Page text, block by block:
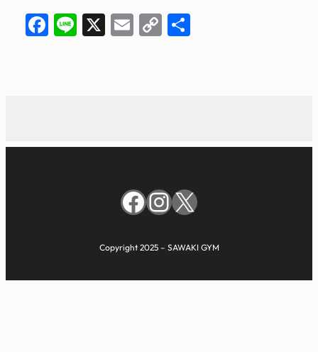
Facebook
Line
X EmailCopy
Facebook
Instagram
X
Copyright 2025 – SAWAKI GYM